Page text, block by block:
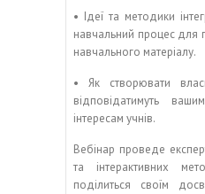
• Ідеї та методики
навчальний процес для
навчального матеріалу.
• Як створювати
відповідатимуть
інтересам учнів.
Вебінар проведе
та інтерактивних
поділиться своїм